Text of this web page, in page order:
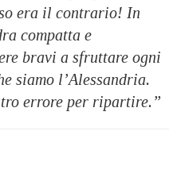
era il contrario! In
compatta e
bravi a sfruttare ogni
siamo l’Alessandria.
errore per ripartire.”